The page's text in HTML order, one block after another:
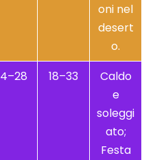
oni nel
desert
o.
18–33
Caldo
e
soleggi
ato;
Festa